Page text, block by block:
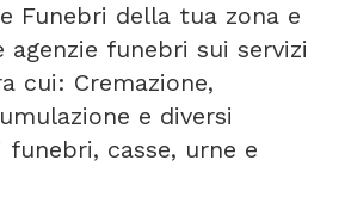
Funebri della tua zona e
funebri sui servizi
cui: Cremazione,
e diversi
casse, urne e